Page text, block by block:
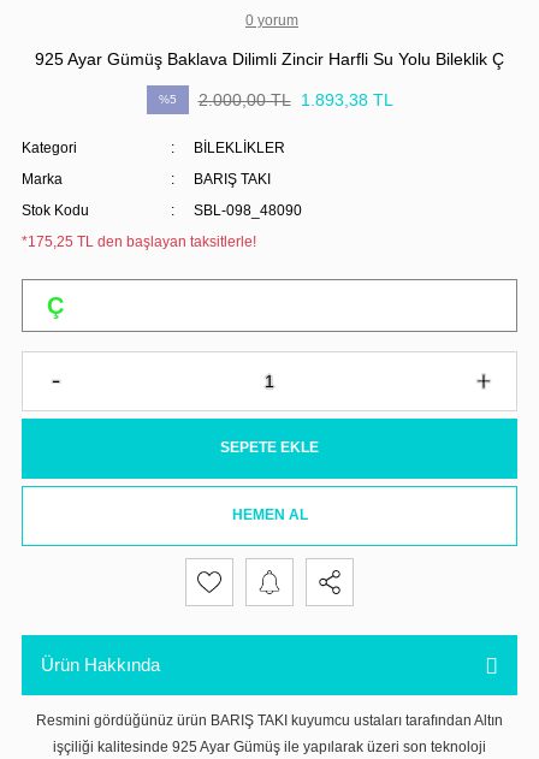
0 yorum
925 Ayar Gümüş Baklava Dilimli Zincir Harfli Su Yolu Bileklik Ç
%5 2.000,00 TL 1.893,38 TL
Kategori
BİLEKLİKLER
Marka
BARIŞ TAKI
Stok Kodu
SBL-098_48090
*175,25 TL den başlayan taksitlerle!
SEPETE EKLE
HEMEN AL
Ürün Hakkında
Resmini gördüğünüz ürün BARIŞ TAKI kuyumcu ustaları tarafından Altın
işçiliği kalitesinde 925 Ayar Gümüş ile yapılarak üzeri son teknoloji